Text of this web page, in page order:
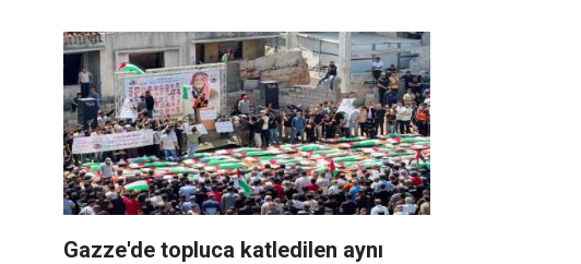
Gazze'de topluca katledilen aynı